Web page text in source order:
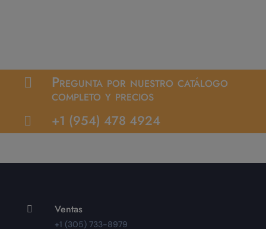
 Pregunta por nuestro catálogo
completo y precios
 +1 (954) 478 4924
 Ventas
+1 (305) 733-8979